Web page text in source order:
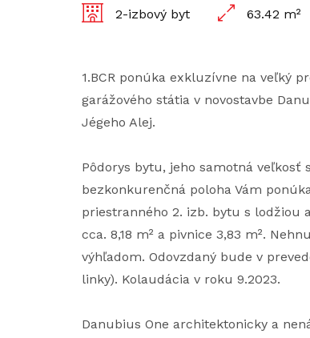
2-izbový byt 63.42 m²
1.BCR ponúka exkluzívne na veľký
garážového státia v novostavbe
Jégeho Alej.
Pôdorys bytu, jeho samotná
bezkonkurenčná poloha Vám
priestranného 2. izb. bytu s lodžiou
cca. 8,18 m² a pivnice 3,83 m².
výhľadom. Odovzdaný bude v
linky). Kolaudácia v roku 9.2023.
Danubius One architektonicky a